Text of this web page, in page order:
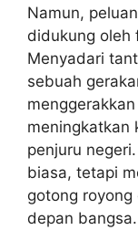
Namun,
didukung oleh
Menyadari
sebuah
meningkatkan
penjuru
biasa, tetapi
gotong
depan bangsa.